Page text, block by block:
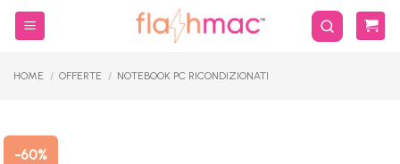
Salta
HOME / OFFERTE / NOTEBOOK PC RICONDIZIONATI
-60%